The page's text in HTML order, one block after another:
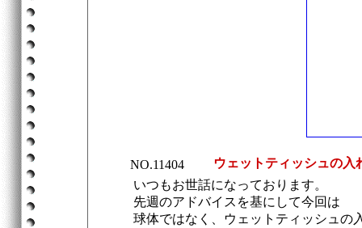
NO.11404
ウェットティッシュの入
いつもお世話になっております。
先週のアドバイスを基にして今回は
球体ではなく、ウェットティッシュの